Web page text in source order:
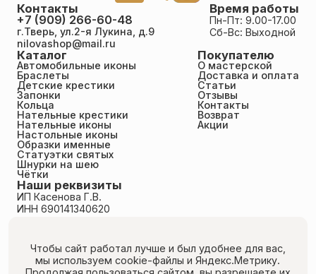
Каталог
Автомобильные иконы
Браслеты
Детские крестики
Запонки
Кольца
Нательные крестики
Нательные иконы
Настольные иконы
Образки именные
Статуэтки святых
Шнурки на шею
Чётки
Покупателю
О мастерской
Доставка и оплата
Статьи
Отзывы
Контакты
Возврат
Акции
Время работы
Пн-Пт: 9.00-17.00
Сб-Вс: Выходной
Контакты
+7 (909) 266-60-48
г.Тверь, ул.2-я Лукина, д.9
nilovashop@mail.ru
Наши реквизиты
ИП Касенова Г.В.
ИНН 690141340620
Пользовательское соглашение
Публичная оферта
Согласие на обработку персональных данных
Чтобы сайт работал лучше и был удобнее для вас,
мы используем cookie-файлыи Яндекс.Метрику.